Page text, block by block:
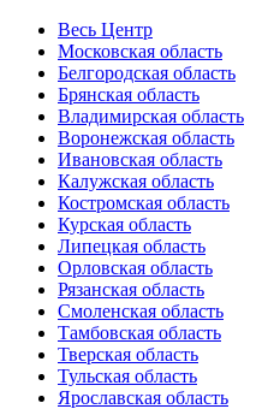
Весь Центр
Московская область
Белгородская область
Брянская область
Владимирская область
Воронежская область
Ивановская область
Калужская область
Костромская область
Курская область
Липецкая область
Орловская область
Рязанская область
Смоленская область
Тамбовская область
Тверская область
Тульская область
Ярославская область